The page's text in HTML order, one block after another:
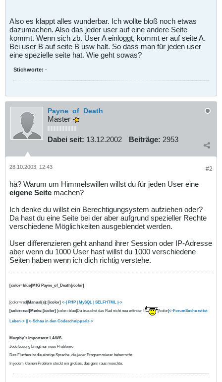
Also es klappt alles wunderbar. Ich wollte bloß noch etwas
dazumachen. Also das jeder user auf eine andere Seite
kommt. Wenn sich zb. User A einloggt, kommt er auf seite A.
Bei user B auf seite B usw halt. So dass man für jeden user
eine spezielle seite hat. Wie geht sowas?
Stichworte: -
Payne_of_Death
Master
Dabei seit: 13.12.2002 Beiträge: 2953
#2
28.10.2003, 12:43
hä? Warum um Himmelswillen willst du für jeden User eine
eigene Seite machen?
Ich denke du willst ein Berechtigungsystem aufziehen oder?
Da hast du eine Seite bei der aber aufgrund spezieller Rechte
verschiedene Möglichkeiten ausgeblendet werden.
User differenzieren geht anhand ihrer Session oder IP-Adresse
aber wenn du 1000 User hast willst du 1000 verschiedene
Seiten haben wenn ich dich richtig verstehe.
[color=blue]MfG Payne_of_Death[/color]
[color=red]Manual(s):[/color] <-| PHP | MySQL | SELFHTML |->
[color=red]Merke:[/color] [color=blue]Du brauchst das Rad nicht neu erfinden ! [/color]<-ForumSuche rettet
Leben-> || <-Schau in den Codeschnippsels->
Murphy`s Importanst LAWS
Jede Lösung bringt nur neue Probleme
Das Fluchen ist die einzige Sprache, die jeder Programmierer beherrscht.
In jedem kleinen Problem steckt ein großes, das gern raus moechte.